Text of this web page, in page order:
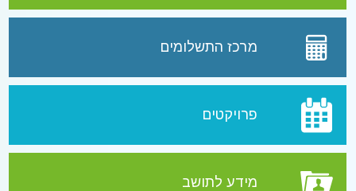
מרכז התשלומים
פרויקטים
מידע לתושב